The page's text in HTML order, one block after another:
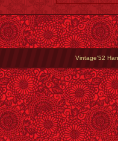
Vintage'52